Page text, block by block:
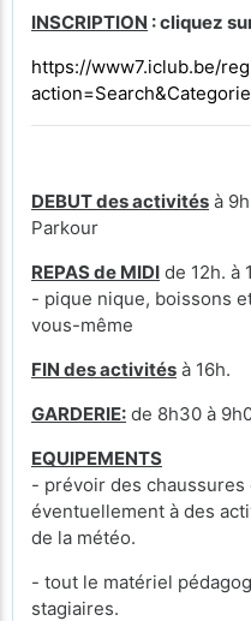
INSCRIPTION : cliquez
https://www7.iclub.be/
DEBUT des activités à
Parkour
REPAS de MIDI de 12h. à
- pique nique, boissons
vous-même
FIN des activités à 16h.
GARDERIE: de 8h30 à
EQUIPEMENTS
- prévoir des
éventuellement à des
de la météo.
- tout le matériel
stagiaires.